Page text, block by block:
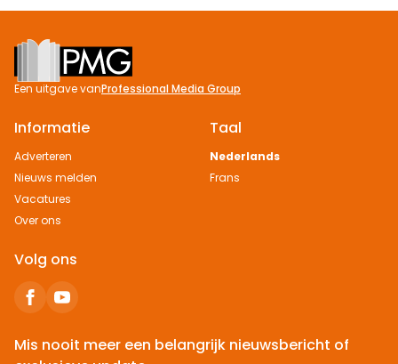
Footer
Een uitgave vanProfessional Media Group
Informatie
Adverteren
Nieuws melden
Vacatures
Over ons
Taal
Nederlands
Frans
Volg ons
Mis nooit meer een belangrijk nieuwsbericht of